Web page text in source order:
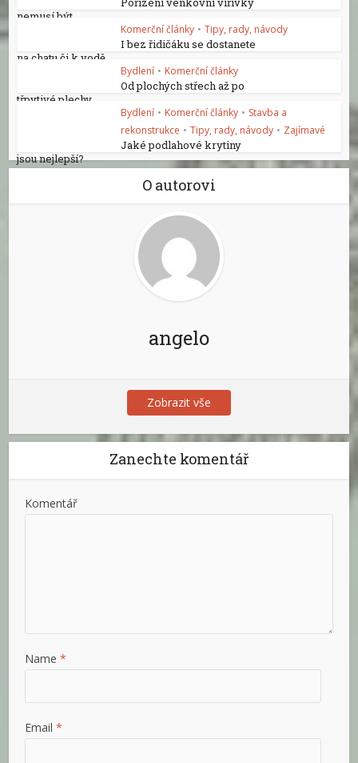
nemusí být...
Komerční články • Tipy, rady, návody
I bez řidičáku se dostanete
na chatu či k vodě
Bydlení • Komerční články
Od plochých střech až po
třpytivé plechy
Bydlení • Komerční články • Stavba a
rekonstrukce • Tipy, rady, návody • Zajímavé
Jaké podlahové krytiny
jsou nejlepší?
O autorovi
angelo
Zobrazit vše
Zanechte komentář
Komentář
Name *
Email *